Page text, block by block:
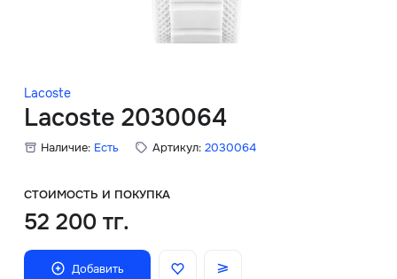
Lacoste
Lacoste 2030064
Наличие: Есть Артикул: 2030064
СТОИМОСТЬ И ПОКУПКА
52 200 тг.
Добавить
Скидки
Главная
О нас